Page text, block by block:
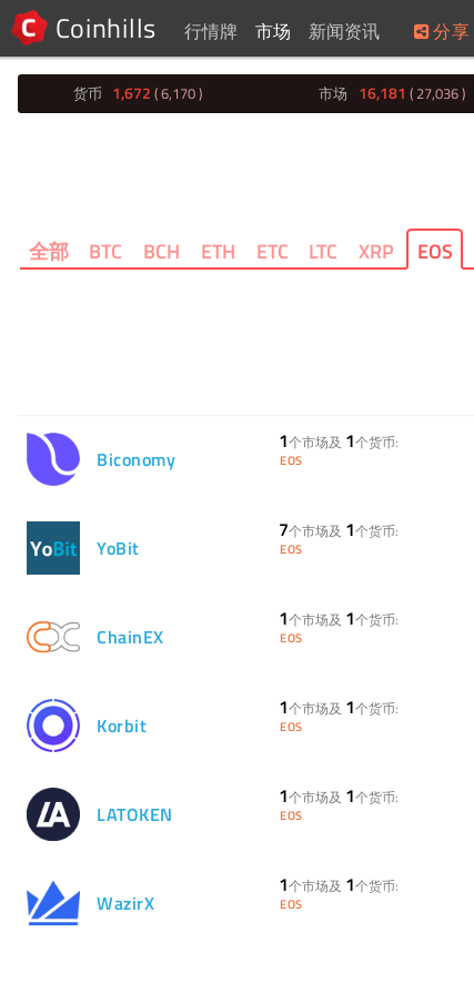
Coinhills 行情牌 市场 新闻资讯 分享
货币 1,672 ( 6,170 ) 市场 16,181 ( 27,036 )
全部 BTC BCH ETH ETC LTC XRP EOS
Biconomy
1个市场及 1个货币:
EOS
YoBit
7个市场及 1个货币:
EOS
ChainEX
1个市场及 1个货币:
EOS
Korbit
1个市场及 1个货币:
EOS
LATOKEN
1个市场及 1个货币:
EOS
WazirX
1个市场及 1个货币:
EOS